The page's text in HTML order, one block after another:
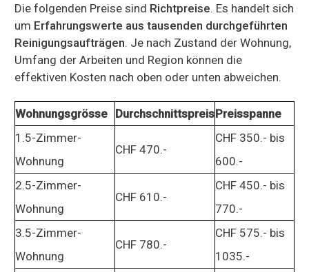
Die folgenden Preise sind Richtpreise. Es handelt sich
um Erfahrungswerte aus tausenden durchgeführten
Reinigungsaufträgen. Je nach Zustand der Wohnung,
Umfang der Arbeiten und Region können die
effektiven Kosten nach oben oder unten abweichen.
Wohnungsgrösse DurchschnittspreisPreisspanne
1.5-Zimmer-
Wohnung
CHF 470.-
CHF 350.- bis
600.-
2.5-Zimmer-
Wohnung
CHF 610.-
CHF 450.- bis
770.-
3.5-Zimmer-
Wohnung
CHF 780.-
CHF 575.- bis
1035.-